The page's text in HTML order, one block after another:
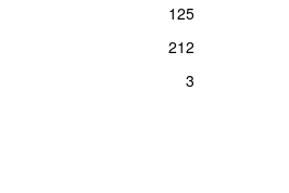
125
212
3